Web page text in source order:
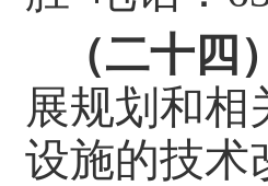
（二十
展规划和相
设施的技术